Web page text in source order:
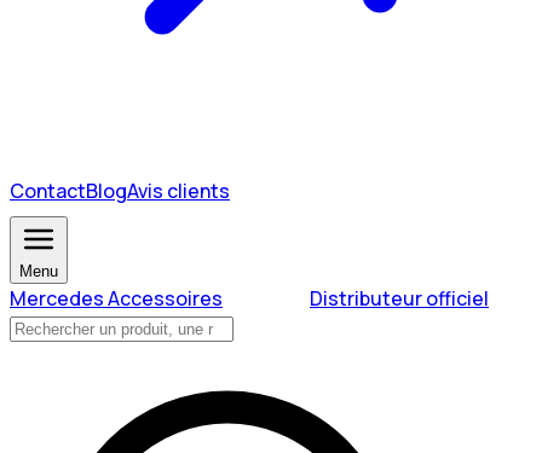
ContactBlogAvis clients
Menu
Mercedes Accessoires Distributeur officiel